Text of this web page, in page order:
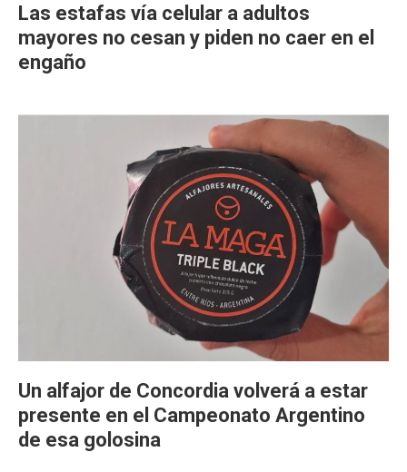
Las estafas vía celular a adultos
mayores no cesan y piden no caer en el
engaño
Un alfajor de Concordia volverá a estar
presente en el Campeonato Argentino
de esa golosina